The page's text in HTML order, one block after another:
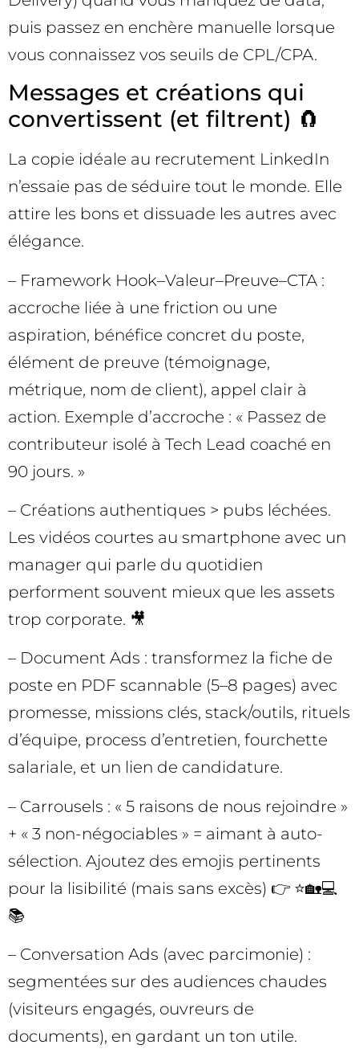
puis passez en enchère manuelle lorsque
vous connaissez vos seuils de CPL/CPA.
Messages et créations qui
convertissent (et filtrent) 🧲
La copie idéale au recrutement LinkedIn
n’essaie pas de séduire tout le monde. Elle
attire les bons et dissuade les autres avec
élégance.
– Framework Hook–Valeur–Preuve–CTA :
accroche liée à une friction ou une
aspiration, bénéfice concret du poste,
élément de preuve (témoignage,
métrique, nom de client), appel clair à
action. Exemple d’accroche : « Passez de
contributeur isolé à Tech Lead coaché en
90 jours. »
– Créations authentiques > pubs léchées.
Les vidéos courtes au smartphone avec un
manager qui parle du quotidien
performent souvent mieux que les assets
trop corporate. 🎥
– Document Ads : transformez la fiche de
poste en PDF scannable (5–8 pages) avec
promesse, missions clés, stack/outils, rituels
d’équipe, process d’entretien, fourchette
salariale, et un lien de candidature.
– Carrousels : « 5 raisons de nous rejoindre »
+ « 3 non-négociables » = aimant à auto-
sélection. Ajoutez des emojis pertinents
pour la lisibilité (mais sans excès) 👉 ⭐🏡💻
📚
– Conversation Ads (avec parcimonie) :
segmentées sur des audiences chaudes
(visiteurs engagés, ouvreurs de
documents), en gardant un ton utile.